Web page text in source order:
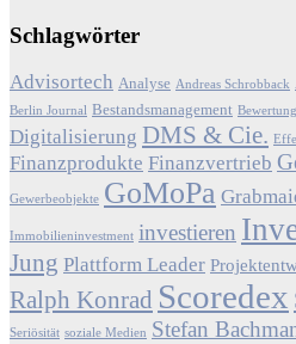
Schlagwörter
Advisortech Analyse Andreas Schrobback
Berlin Journal Bestandsmanagement Bewertung
Digitalisierung DMS & Cie.
Finanzprodukte Finanzvertrieb
Gewerbeobjekte GoMoPa
Immobilieninvestment investieren
Jung Plattform Leader
Ralph Konrad Scoredex
Seriösität soziale Medien Stefan